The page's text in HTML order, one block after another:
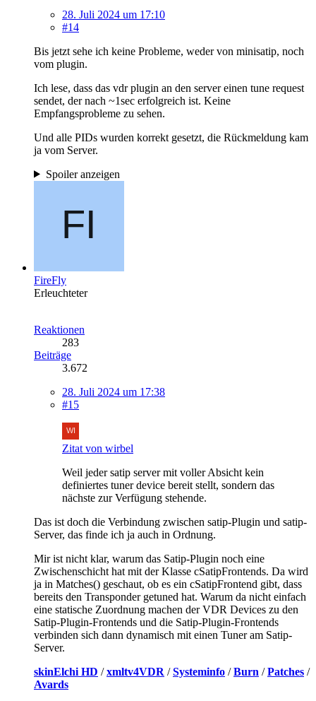
28. Juli 2024 um 17:10
#14
Bis jetzt sehe ich keine Probleme, weder von minisatip, noch
vom plugin.
Ich lese, dass das vdr plugin an den server einen tune request
sendet, der nach ~1sec erfolgreich ist. Keine
Empfangsprobleme zu sehen.
Und alle PIDs wurden korrekt gesetzt, die Rückmeldung kam
ja vom Server.
Spoiler anzeigen
FireFly
Erleuchteter
Reaktionen
283
Beiträge
3.672
28. Juli 2024 um 17:38
#15
Zitat von wirbel
Weil jeder satip server mit voller Absicht kein
definiertes tuner device bereit stellt, sondern das
nächste zur Verfügung stehende.
Das ist doch die Verbindung zwischen satip-Plugin und satip-
Server, das finde ich ja auch in Ordnung.
Mir ist nicht klar, warum das Satip-Plugin noch eine
Zwischenschicht hat mit der Klasse cSatipFrontends. Da wird
ja in Matches() geschaut, ob es ein cSatipFrontend gibt, dass
bereits den Transponder getuned hat. Warum da nicht einfach
eine statische Zuordnung machen der VDR Devices zu den
Satip-Plugin-Frontends und die Satip-Plugin-Frontends
verbinden sich dann dynamisch mit einen Tuner am Satip-
Server.
skinElchi HD /xmltv4VDR /Systeminfo /Burn /Patches /
Avards